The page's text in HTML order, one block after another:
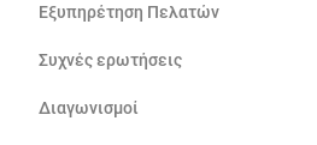
Εξυπηρέτηση Πελατών
Συχνές ερωτήσεις
Διαγωνισμοί